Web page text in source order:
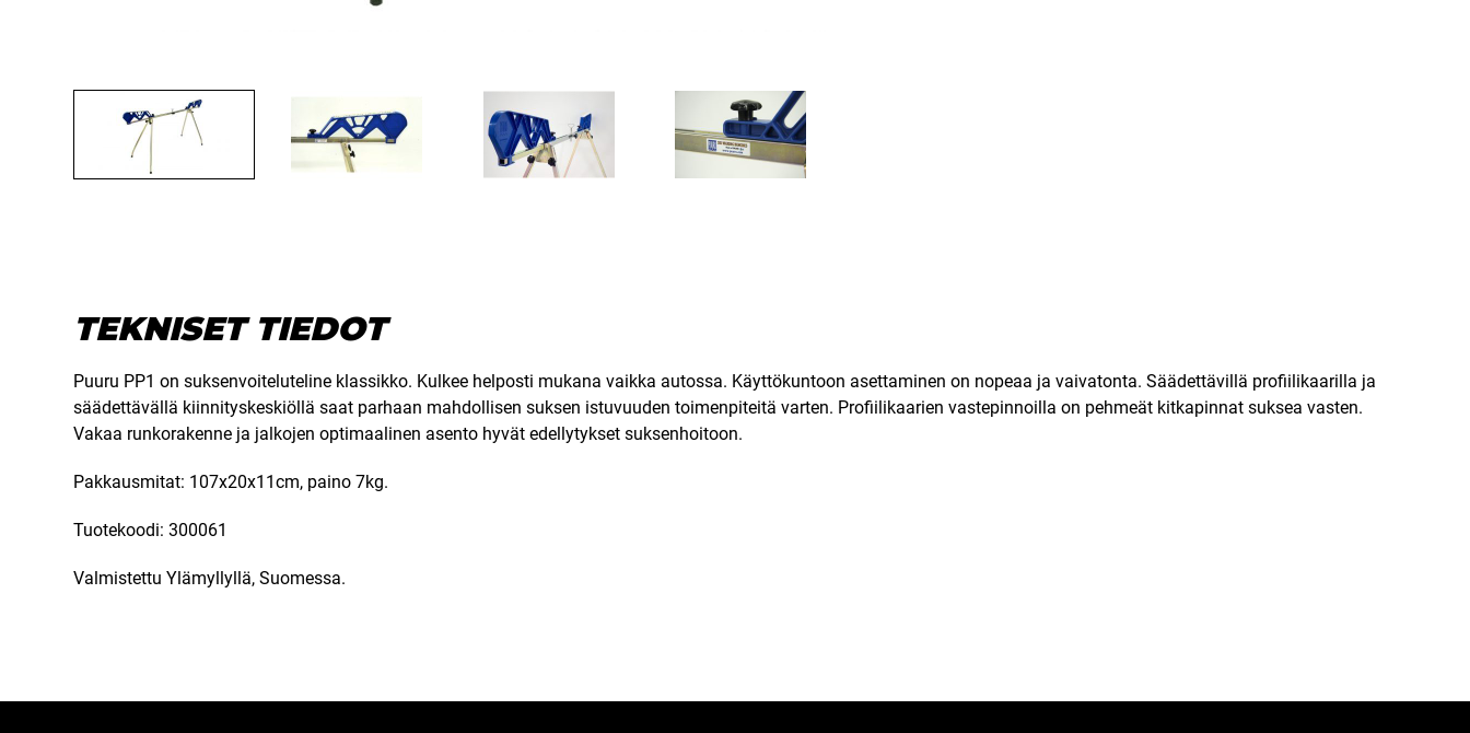
TEKNISET TIEDOT
Puuru PP1 on suksenvoiteluteline klassikko. Kulkee helposti mukana vaikka autossa. Käyttökuntoon asettaminen on nopeaa ja vaivatonta. Säädettävillä profiilikaarilla ja
säädettävällä kiinnityskeskiöllä saat parhaan mahdollisen suksen istuvuuden toimenpiteitä varten. Profiilikaarien vastepinnoilla on pehmeät kitkapinnat suksea vasten.
Vakaa runkorakenne ja jalkojen optimaalinen asento hyvät edellytykset suksenhoitoon.
Pakkausmitat: 107x20x11cm, paino 7kg.
Tuotekoodi: 300061
Valmistettu Ylämyllyllä, Suomessa.